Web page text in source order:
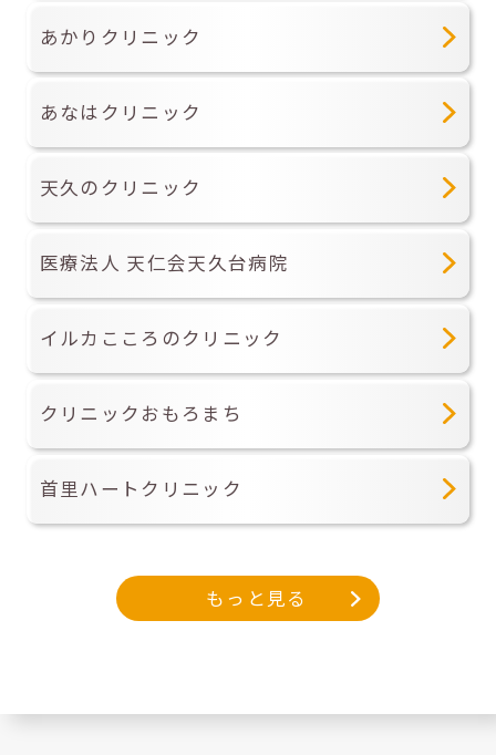
あかりクリニック
あなはクリニック
天久のクリニック
医療法人 天仁会天久台病院
イルカこころのクリニック
クリニックおもろまち
首里ハートクリニック
もっと見る